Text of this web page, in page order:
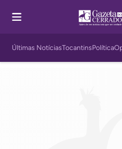
Últimas NotíciasTocantinsPolítica